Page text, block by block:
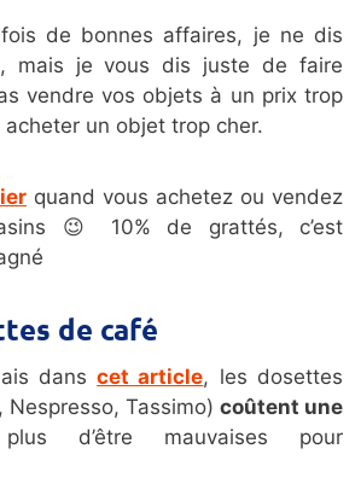
de bonnes affaires, je ne dis
mais je vous dis juste de faire
vendre vos objets à un prix trop
un objet trop cher.
quand vous achetez ou vendez
😉 10% de grattés, c’est
de café
danscet article, les dosettes
Nespresso, Tassimo) coûtent une
d’être mauvaises pour